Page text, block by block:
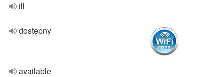
ill
dostępny
available